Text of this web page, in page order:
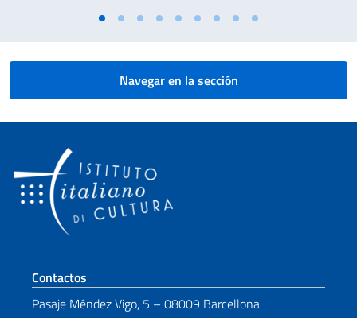
Navegar en la sección
Sezione footer
Contactos
Pasaje Méndez Vigo, 5 – 08009 Barcellona